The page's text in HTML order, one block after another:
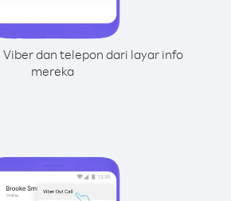
Viber dan telepon dari layar info
mereka